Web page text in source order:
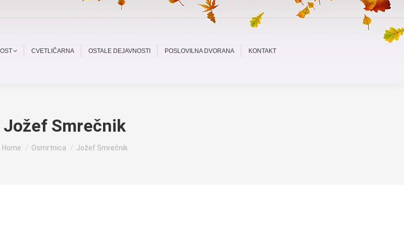
CVETLIČARNA OSTALE DEJAVNOSTI POSLOVILNA DVORANA KONTAKT
Jožef Smrečnik
You are here:
Home Osmrtnica Jožef Smrečnik